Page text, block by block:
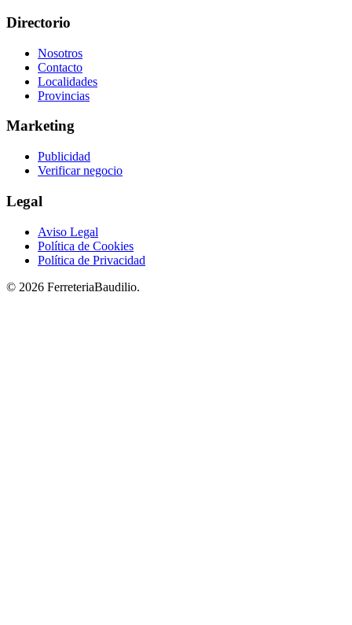
Directorio
Nosotros
Contacto
Localidades
Provincias
Marketing
Publicidad
Verificar negocio
Legal
Aviso Legal
Política de Cookies
Política de Privacidad
© 2026 FerreteriaBaudilio.